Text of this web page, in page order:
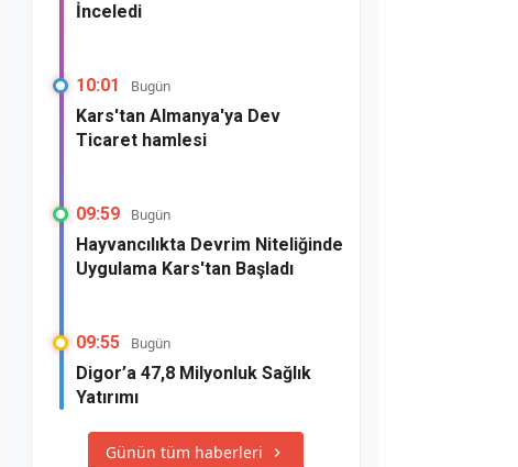
İnceledi
10:01 Bugün
Kars'tan Almanya'ya Dev
Ticaret hamlesi
09:59 Bugün
Hayvancılıkta Devrim Niteliğinde
Uygulama Kars'tan Başladı
09:55 Bugün
Digor’a 47,8 Milyonluk Sağlık
Yatırımı
Günün tüm haberleri